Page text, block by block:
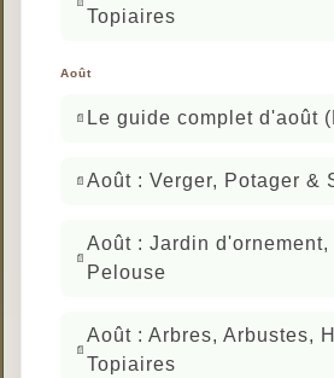
Topiaires
Août
Le guide complet d'août
Août : Verger, Potager &
Août : Jardin d'ornement,
Pelouse
Août : Arbres, Arbustes,
Topiaires